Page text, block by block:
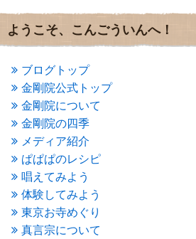
2016年8月
2016年7月
(3)
2016年5月(3)
2016年4月
(4)
2016年3月 (4)
2016年2月 (5)
2016年1月(3)
2015年12月(6)
2015年11月 (4)
2015年10月
(4)
2015年9月(3)
2015年8月(4)
2015年7月(4)
2015年6月(3)
ようこそ、こんごういんへ！
ブログトップ
金剛院公式トップ
金剛院について
金剛院の四季
メディア紹介
ぱぱぱのレシピ
唱えてみよう
体験してみよう
東京お寺めぐり
真言宗について